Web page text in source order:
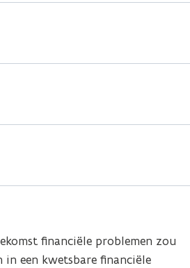
financiële problemen zou
in een kwetsbare financiële